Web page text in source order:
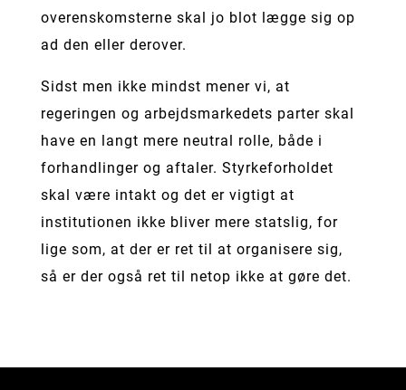
overenskomsterne skal jo blot lægge sig op
ad den eller derover.
Sidst men ikke mindst mener vi, at
regeringen og arbejdsmarkedets parter skal
have en langt mere neutral rolle, både i
forhandlinger og aftaler. Styrkeforholdet
skal være intakt og det er vigtigt at
institutionen ikke bliver mere statslig, for
lige som, at der er ret til at organisere sig,
så er der også ret til netop ikke at gøre det.